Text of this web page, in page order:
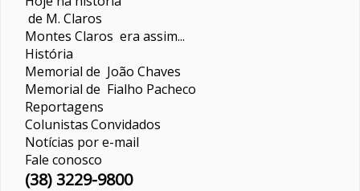
de M. Claros
Montes Claros era assim...
História
Memorial de João Chaves
Memorial de Fialho Pacheco
Reportagens
ColunistasConvidados
Notícias por e-mail
Fale conosco
(38) 3229-9800